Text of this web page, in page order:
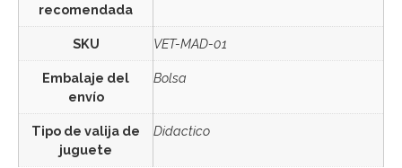
recomendada
SKU VET-MAD-01
Embalaje del
envío
Bolsa
Tipo de valija de
juguete
Didactico